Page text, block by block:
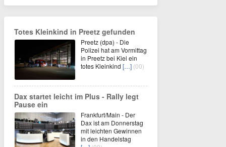
Totes Kleinkind in Preetz gefunden
Preetz (dpa) - Die
Polizei hat am Vormittag
in Preetz bei Kiel ein
totes Kleinkind […] (00)
Dax startet leicht im Plus - Rally legt
Pause ein
Frankfurt/Main - Der
Dax ist am Donnerstag
mit leichten Gewinnen
in den Handelstag